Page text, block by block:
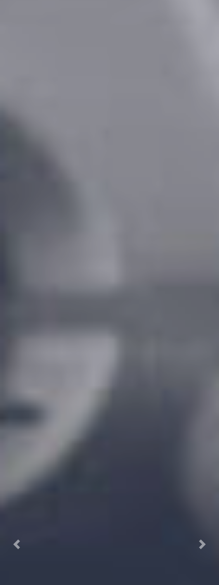
Previous Next